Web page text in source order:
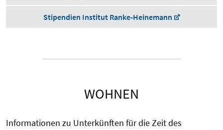
Stipendien Institut Ranke-Heinemann
WOHNEN
Informationen zu Unterkünften für die Zeit des